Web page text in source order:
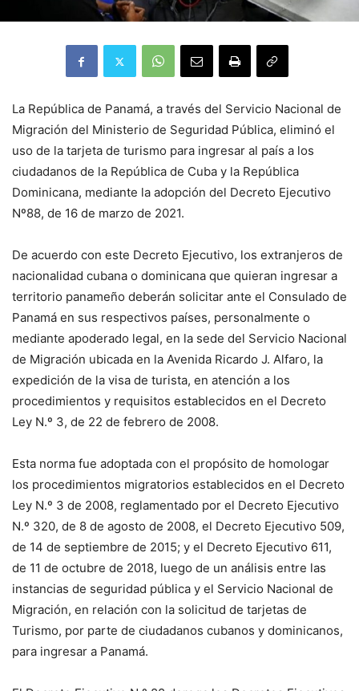
La República de Panamá, a través del Servicio Nacional de
Migración del Ministerio de Seguridad Pública, eliminó el
uso de la tarjeta de turismo para ingresar al país a los
ciudadanos de la República de Cuba y la República
Dominicana, mediante la adopción del Decreto Ejecutivo
Nº88, de 16 de marzo de 2021.
De acuerdo con este Decreto Ejecutivo, los extranjeros de
nacionalidad cubana o dominicana que quieran ingresar a
territorio panameño deberán solicitar ante el Consulado de
Panamá en sus respectivos países, personalmente o
mediante apoderado legal, en la sede del Servicio Nacional
de Migración ubicada en la Avenida Ricardo J. Alfaro, la
expedición de la visa de turista, en atención a los
procedimientos y requisitos establecidos en el Decreto
Ley N.º 3, de 22 de febrero de 2008.
Esta norma fue adoptada con el propósito de homologar
los procedimientos migratorios establecidos en el Decreto
Ley N.º 3 de 2008, reglamentado por el Decreto Ejecutivo
N.º 320, de 8 de agosto de 2008, el Decreto Ejecutivo 509,
de 14 de septiembre de 2015; y el Decreto Ejecutivo 611,
de 11 de octubre de 2018, luego de un análisis entre las
instancias de seguridad pública y el Servicio Nacional de
Migración, en relación con la solicitud de tarjetas de
Turismo, por parte de ciudadanos cubanos y dominicanos,
para ingresar a Panamá.